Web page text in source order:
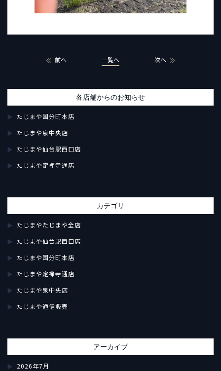
前へ 一覧へ 次へ
各店舗からのお知らせ
たじまや国分町本店
たじまや泉中央店
たじまや仙台駅西口店
たじまや定禅寺通店
カテゴリ
たじまやたじまや全店
たじまや仙台駅西口店
たじまや国分町本店
たじまや定禅寺通店
たじまや泉中央店
たじまや通信販売
アーカイブ
2026年7月